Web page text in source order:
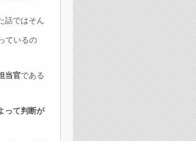
話ではそん
ているの
当官である
って判断が